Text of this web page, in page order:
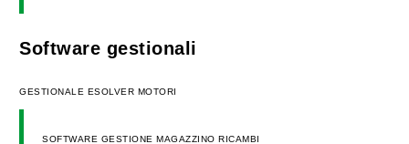
Software gestionali
GESTIONALE ESOLVER MOTORI
SOFTWARE GESTIONE MAGAZZINO RICAMBI